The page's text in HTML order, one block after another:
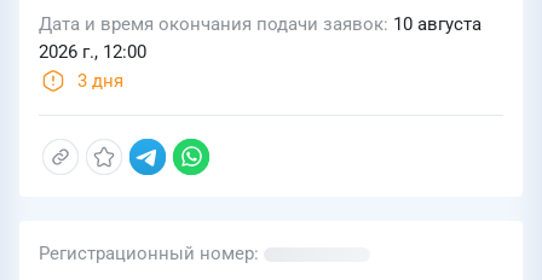
Дата и время окончания подачи заявок 10 августа
2026 г., 12:00
3 дня
Регистрационный номер